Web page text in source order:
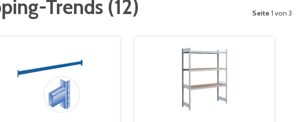
Trends (12) Seite 1 von 3